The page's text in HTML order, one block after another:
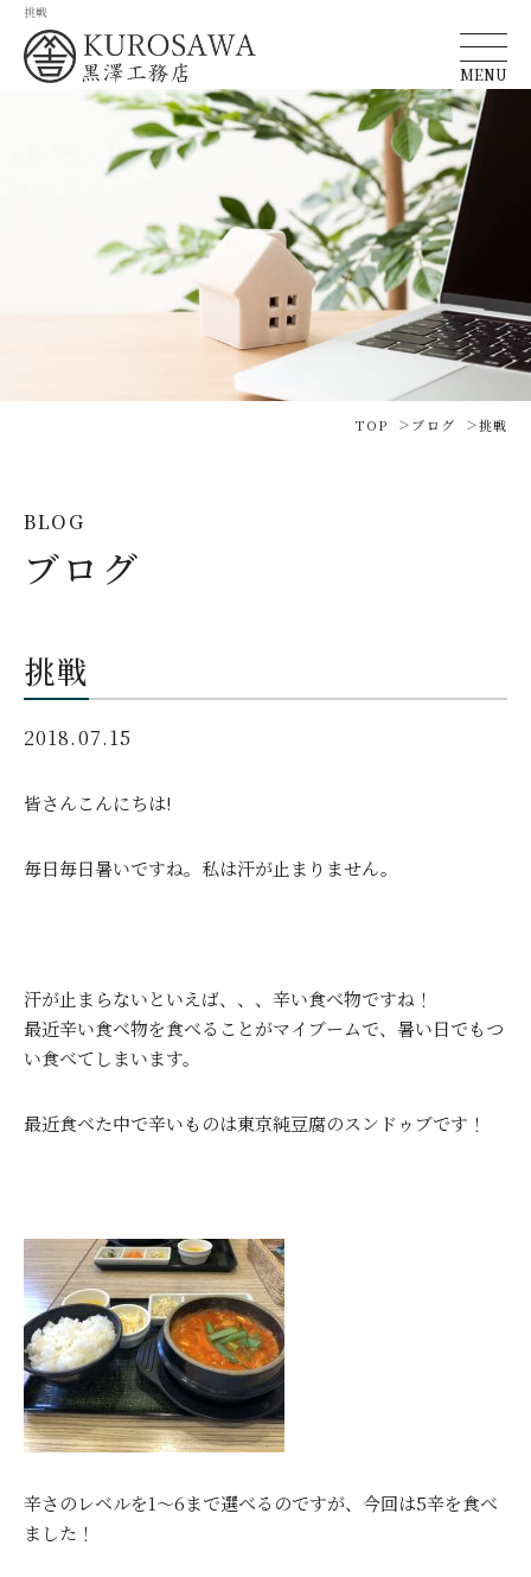
挑戦
MENU
TOP ブログ 挑戦
BLOG
ブログ
挑戦
2018.07.15
皆さんこんにちは!
毎日毎日暑いですね。私は汗が止まりません。
汗が止まらないといえば、、、辛い食べ物ですね！
最近辛い食べ物を食べることがマイブームで、暑い日でもつ
い食べてしまいます。
最近食べた中で辛いものは東京純豆腐のスンドゥブです！
辛さのレベルを1～6まで選べるのですが、今回は5辛を食べ
ました！